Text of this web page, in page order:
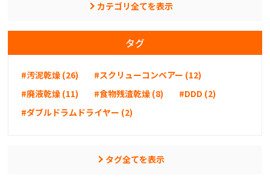
カテゴリ全てを表示
タグ
#汚泥乾燥 (26)
#スクリューコンベアー (12)
#廃液乾燥 (11)
#食物残渣乾燥 (8)
#DDD (2)
#ダブルドラムドライヤー (2)
タグ全てを表示